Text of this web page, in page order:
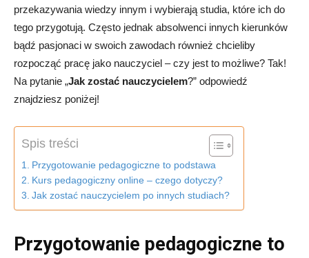
przekazywania wiedzy innym i wybierają studia, które ich do
tego przygotują. Często jednak absolwenci innych kierunków
bądź pasjonaci w swoich zawodach również chcieliby
rozpocząć pracę jako nauczyciel – czy jest to możliwe? Tak!
Na pytanie „Jak zostać nauczycielem?” odpowiedź
znajdziesz poniżej!
Spis treści
Przygotowanie pedagogiczne to podstawa
Kurs pedagogiczny online – czego dotyczy?
Jak zostać nauczycielem po innych studiach?
Przygotowanie pedagogiczne to